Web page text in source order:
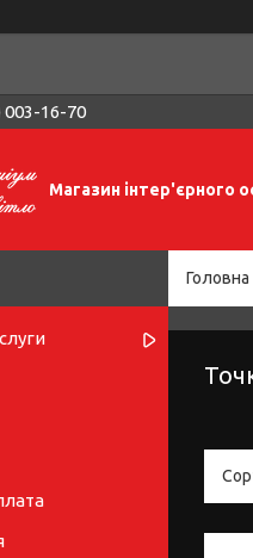
003-16-70
Магазин інтер'єрного
Головна